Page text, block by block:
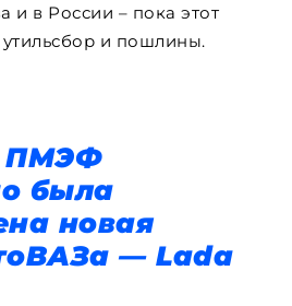
и в России – пока этот
и пошлины.
ПМЭФ
была
новая
— Lada